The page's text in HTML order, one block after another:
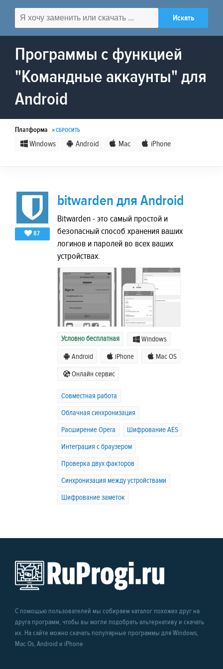
Программы с функцией
"Командные аккаунты" для
Android
Платформа × СБРОСИТЬ
Windows Android Mac iPhone
87
bitwarden для Android
Bitwarden - это самый простой и
безопасный способ хранения ваших
логинов и паролей во всех ваших
устройствах.
Условно бесплатная Windows
Android iPhone Mac OS
Онлайн сервис
Совместная работа
Облачная синхронизация
Расширение Opera
Шифрование AES
Интеграция с браузером
Проверка двух факторов
Синхронизация между устройствами
Шифрование заметок
С помощью пользователей мы собираем каталог похожих друг на
друга программ, чтобы вы могли подобрать альтернативу и скачать
их. На сайте можно скачать популярные программы для Windows,
Mac Os, Android и iPhone